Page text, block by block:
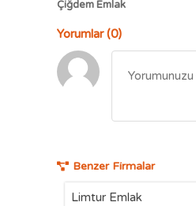
Çiğdem Emlak
Yorumlar (0)
Benzer Firmalar
Limtur Emlak